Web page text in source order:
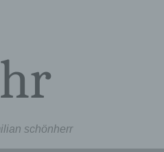
schönherr